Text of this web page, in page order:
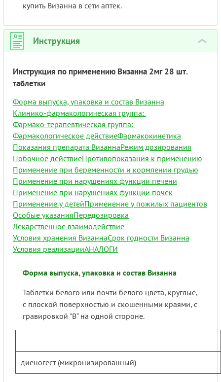
купить Визанна в сети аптек.
Инструкция ›
Инструкция по применению Визанна 2мг 28 шт.
таблетки
Форма выпуска, упаковка и состав Визанна
Клинико-фармакологическая группа:
Фармако-терапевтическая группа:
Фармакологическое действиеФармакокинетика
Показания препарата ВизаннаРежим дозирования
Побочное действиеПротивопоказания к применению
Применение при беременности и кормлении грудью
Применение при нарушениях функции печени
Применение при нарушениях функции почек
Применение у детейПрименение у пожилых пациентов
Особые указанияПередозировка
Лекарственное взаимодействие
Условия хранения ВизаннаСрок годности Визанна
Условия реализацииАНАЛОГИ
Форма выпуска, упаковка и состав Визанна
Таблетки белого или почти белого цвета, круглые,
с плоской поверхностью и скошенными краями, с
гравировкой "B" на одной стороне.
диеногест (микронизированный)